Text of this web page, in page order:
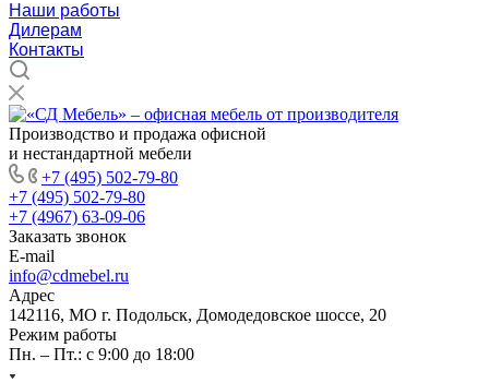
Наши работы
Дилерам
Контакты
Производство и продажа офисной
и нестандартной мебели
+7 (495) 502-79-80
+7 (495) 502-79-80
+7 (4967) 63-09-06
Заказать звонок
E-mail
info@cdmebel.ru
Адрес
142116, МО г. Подольск, Домодедовское шоссе, 20
Режим работы
Пн. – Пт.: с 9:00 до 18:00